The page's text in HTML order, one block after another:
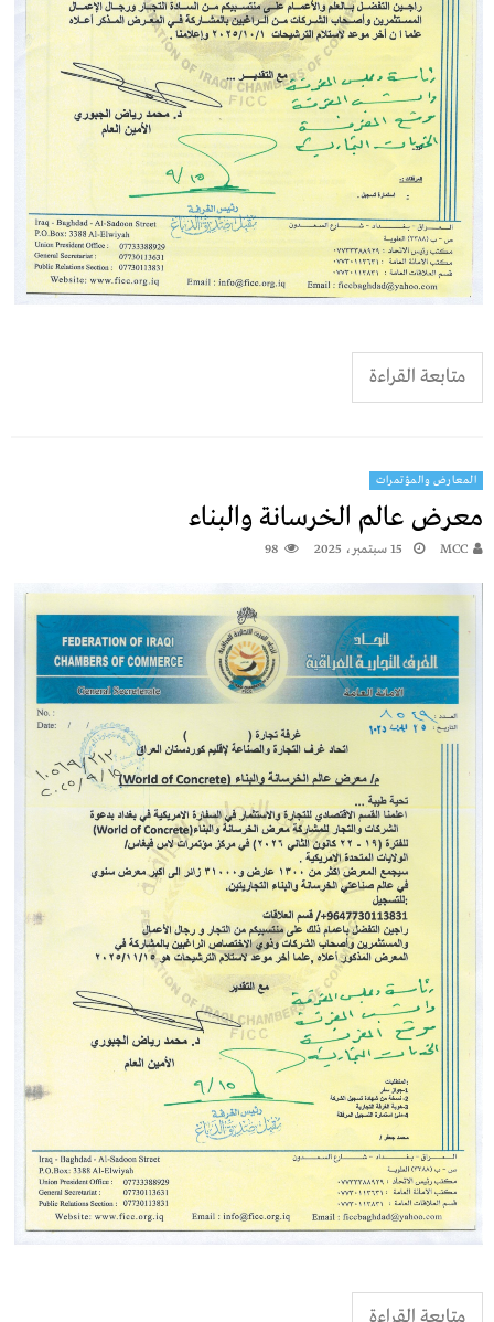
متابعة القراءة
المعارض والمؤتمرات
معرض عالم الخرسانة والبناء
MCC 15 سبتمبر، 2025 98
متابعة القراءة